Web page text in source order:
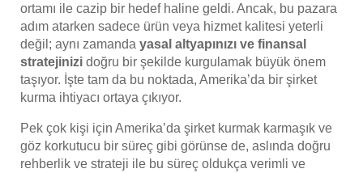
ortamı ile cazip bir hedef haline geldi. Ancak, bu pazara
adım atarken sadece ürün veya hizmet kalitesi yeterli
değil; aynı zamanda yasal altyapınızı ve finansal
stratejinizi doğru bir şekilde kurgulamak büyük önem
taşıyor. İşte tam da bu noktada, Amerika’da bir şirket
kurma ihtiyacı ortaya çıkıyor.
Pek çok kişi için Amerika’da şirket kurmak karmaşık ve
göz korkutucu bir süreç gibi görünse de, aslında doğru
rehberlik ve strateji ile bu süreç oldukça verimli ve